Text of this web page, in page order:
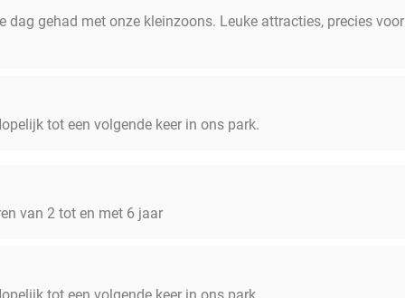
dag gehad met onze kleinzoons. Leuke attracties, precies
tot een volgende keer in ons park.
van 2 tot en met 6 jaar